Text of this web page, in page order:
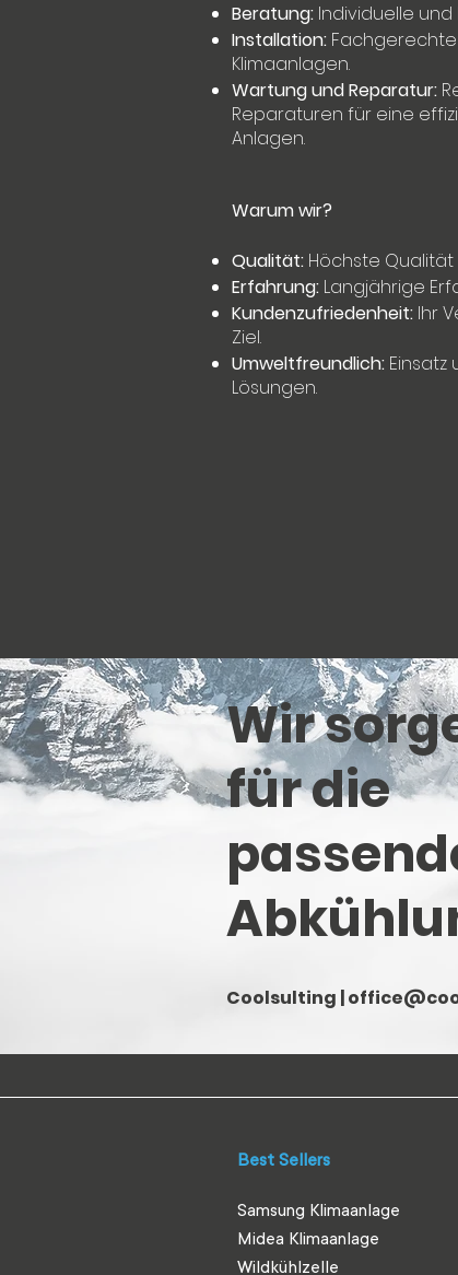
Beratung: Individuelle
Installation:
Klimaanlagen.
Wartung und Reparatur:
Reparaturen für eine
Anlagen.
Warum wir?
Qualität: Höchste
Erfahrung: Langjährige
Kundenzufriedenheit: Ihr
Ziel.
Umweltfreundlich:
Lösungen.
Wir
für die
Coolsulting |
Best Sellers
Samsung Klimaanlage
Midea Klimaanlage
Wildkühlzelle